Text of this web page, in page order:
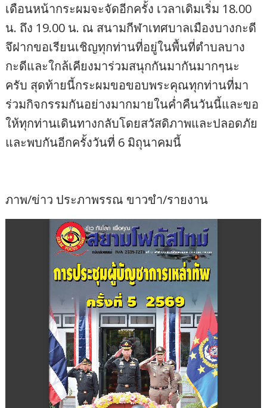
เดือนหน้ากระผมจะจัดอีกครั้ง เวลาเดิมเริ่ม 18.00
น. ถึง 19.00 น. ณ สนามกีฬาเทศบาลเมืองบางกะดี
จึฝากขอเรียนเชิญทุกท่านที่อยู่ในพื้นที่ตำบลบาง
กะดีและใกล้เคียงมาร่วมสนุกกันมากันมากๆนะ
ครับ สุดท้ายนี้กระผมขอขอบพระคุณทุกท่านที่มา
ร่วมกิจกรรมกันอย่างมากมายในค่ำคืนวันนี้และขอ
ให้ทุกท่านเดินทางกลับโดยสวัสดิภาพและปลอดภัย
และพบกันอีกครั้งวันที่ 6 มิถุนาคมนี้
ภาพ/ข่าว ประภาพรรณ ขาวขำ/รายงาน